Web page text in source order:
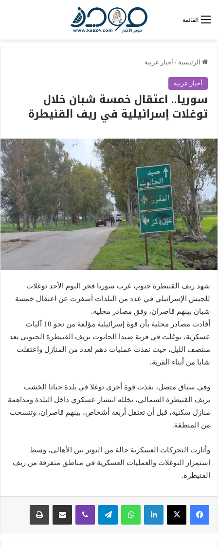
القائمة
الرئيسية / أخبار عربية
أخبار عربية
سوريا.. اعتقال خمسة شبان خلال
توغلات إسرائيلية في ريف القنيطرة
شهد ريف القنيطرة جنوب غرب سوريا فجر اليوم الأحد توغلات
للجيش الإسرائيلي في عدد من البلدات أسفرت عن اعتقال خمسة
شبان بينهم قاصران، وفق مصادر محلية.
أفادت مصادر محلية بأن قوة إسرائيلية مؤلفة من نحو 10 آليات
عسكرية، توغلت في قرية صيدا الحانوت بريف القنيطرة الجنوبي بعد
منتصف الليل، حيث نفذت عمليات دهم لعدد من المنازل واعتقلت
شابا من أبناء القرية.
وفي سياق متصل، نفذت قوة أخرى توغلا في بلدة جباتا الخشب
بريف القنيطرة الشمالي، تخلله انتشار عسكري داخل البلدة ومداهمة
منازل سكنية، قبل أن تعتقل أربعة أشخاص، بينهم قاصران، وتنسحب
من المنطقة.
وأثارت التحركات العسكرية حالة من التوتر بين الأهالي، وسط
استمرار التوغلات والعمليات العسكرية في مناطق متفرقة من ريف
القنيطرة.
لينكدإن واتساب تيلقرام